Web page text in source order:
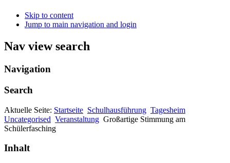
Skip to content
Jump to main navigation and login
Nav view search
Navigation
Search
Aktuelle Seite: Startseite Schulhausführung Tagesheim
Uncategorised Veranstaltung Großartige Stimmung am
Schülerfasching
Inhalt